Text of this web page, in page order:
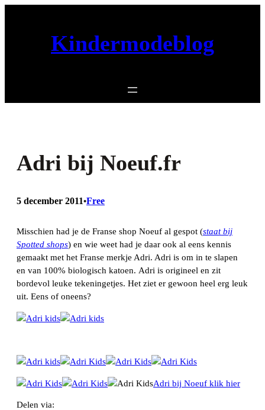
Kindermodeblog
Adri bij Noeuf.fr
5 december 2011•Free
Misschien had je de Franse shop Noeuf al gespot (staat bij
Spotted shops) en wie weet had je daar ook al eens kennis
gemaakt met het Franse merkje Adri. Adri is om in te slapen
en van 100% biologisch katoen. Adri is origineel en zit
bordevol leuke tekeningetjes. Het ziet er gewoon heel erg leuk
uit. Eens of oneens?
Adri bij Noeuf klik hier
Delen via: